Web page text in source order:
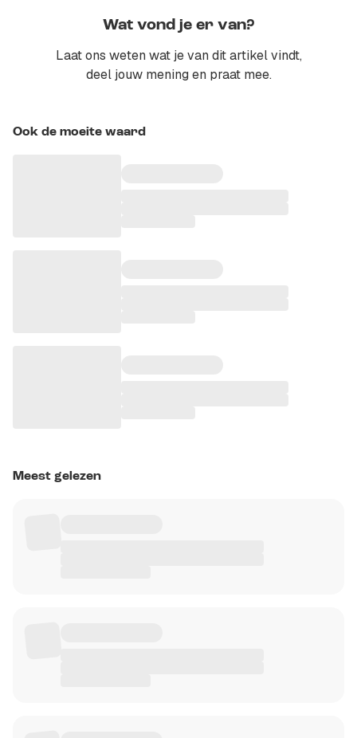
Wat vond je er van?
Laat ons weten wat je van dit artikel vindt,
deel jouw mening en praat mee.
Ook de moeite waard
Meest gelezen